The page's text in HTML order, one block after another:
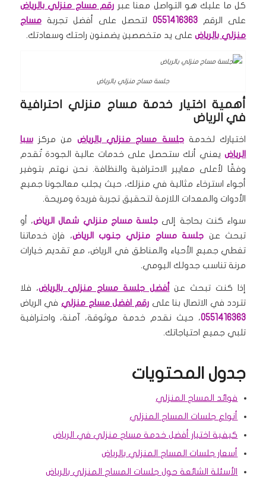
كل ما عليك هو التواصل معنا عبر رقم مساج منزلي بالرياض
على الرقم 0551416363لتحصل على أفضل تجربةمساج
منزلي بالرياضعلى يد متخصصين يضمنون راحتك وسعادتك.
جلسة مساج منزلي بالرياض
أهمية اختيار خدمة مساج منزلي احترافية
في الرياض
اختيارك لخدمةجلسة مساج منزلي بالرياض من مركزسبا
الرياضيعني أنك ستحصل على خدمات عالية الجودة تُقدم
وفقًا لأعلى معايير الاحترافية والنظافة. نحن نهتم بتوفير
أجواء استرخاء مثالية في منزلك، حيث يجلب معالجونا جميع
الأدوات والمعدات اللازمة لتحقيق تجربة فريدة ومريحة.
سواء كنت بحاجة إلى جلسة مساج منزلي شمال الرياض، أو
تبحث عن جلسة مساج منزلي جنوب الرياض، فإن خدماتنا
تغطي جميع الأحياء والمناطق في الرياض، مع تقديم خيارات
مرنة تناسب جدولك اليومي.
إذا كنت تبحث عن أفضل جلسة مساج منزلي بالرياض، فلا
تتردد في الاتصال بنا على رقم افضل مساج منزلي في الرياض
0551416363، حيث نقدم خدمة موثوقة، آمنة، واحترافية
تلبي جميع احتياجاتك.
جدول المحتويات
فوائد المساج المنزلي
أنواع جلسات المساج المنزلي
كيفية اختيار أفضل خدمة مساج منزلي في الرياض
أسعار جلسات المساج المنزلي بالرياض
الأسئلة الشائعة حول جلسات المساج المنزلي بالرياض